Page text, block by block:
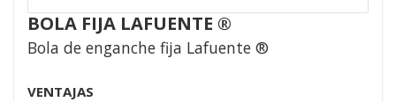
BOLA FIJA LAFUENTE ®
Bola de enganche fija Lafuente ®
VENTAJAS